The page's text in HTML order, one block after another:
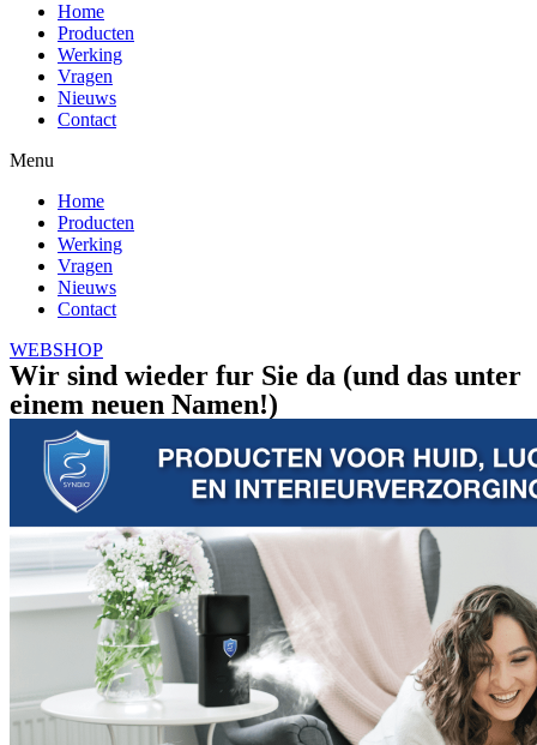
Home
Producten
Werking
Vragen
Nieuws
Contact
Menu
Home
Producten
Werking
Vragen
Nieuws
Contact
WEBSHOP
Wir sind wieder fur Sie da (und das unter
einem neuen Namen!)